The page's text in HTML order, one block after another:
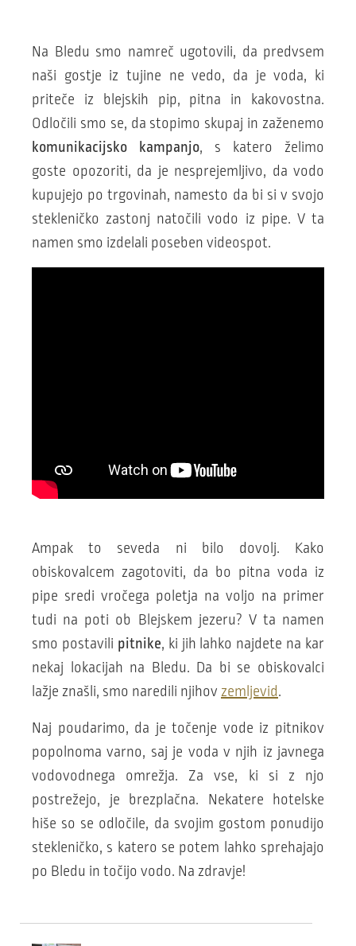
Na Bledu smo namreč ugotovili, da predvsem
naši gostje iz tujine ne vedo, da je voda, ki
priteče iz blejskih pip, pitna in kakovostna.
Odločili smo se, da stopimo skupaj in zaženemo
komunikacijsko kampanjo, s katero želimo
goste opozoriti, da je nesprejemljivo, da vodo
kupujejo po trgovinah, namesto da bi si v svojo
stekleničko zastonj natočili vodo iz pipe. V ta
namen smo izdelali poseben videospot.
Ampak to seveda ni bilo dovolj. Kako
obiskovalcem zagotoviti, da bo pitna voda iz
pipe sredi vročega poletja na voljo na primer
tudi na poti ob Blejskem jezeru? V ta namen
smo postavili pitnike, ki jih lahko najdete na kar
nekaj lokacijah na Bledu. Da bi se obiskovalci
lažje znašli, smo naredili njihov zemljevid .
Naj poudarimo, da je točenje vode iz pitnikov
popolnoma varno, saj je voda v njih iz javnega
vodovodnega omrežja. Za vse, ki si z njo
postrežejo, je brezplačna. Nekatere hotelske
hiše so se odločile, da svojim gostom ponudijo
stekleničko, s katero se potem lahko sprehajajo
po Bledu in točijo vodo. Na zdravje!